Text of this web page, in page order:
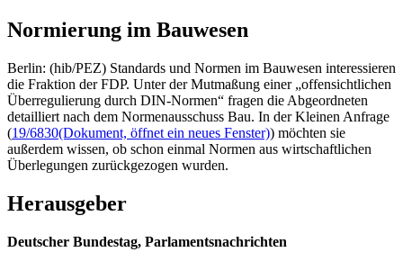
Normierung im Bauwesen
Berlin: (hib/PEZ) Standards und Normen im Bauwesen interessieren
die Fraktion der FDP. Unter der Mutmaßung einer „offensichtlichen
Überregulierung durch DIN-Normen“ fragen die Abgeordneten
detailliert nach dem Normenausschuss Bau. In der Kleinen Anfrage
(19/6830(Dokument, öffnet ein neues Fenster)) möchten sie
außerdem wissen, ob schon einmal Normen aus wirtschaftlichen
Überlegungen zurückgezogen wurden.
Herausgeber
Deutscher Bundestag, Parlamentsnachrichten